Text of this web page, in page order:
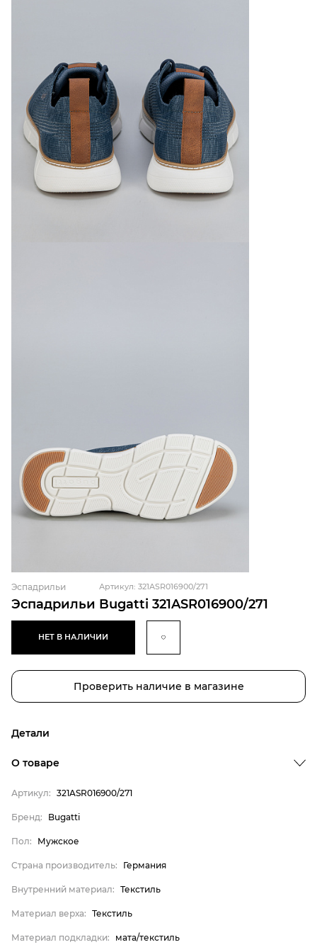
Эспадрильи Bugatti 321ASR016900/271
Эспадрильи Артикул: 321ASR016900/271
НЕТ В НАЛИЧИИ
Проверить наличие в магазине
Детали
Бренд
Пол
Страна производитель
Внутренний материал
О товаре
Артикул: 321ASR016900/271
Бренд: Bugatti
Пол: Мужское
Страна производитель: Германия
Внутренний материал: Текстиль
Материал верха: Текстиль
Материал подкладки: мата/текстиль